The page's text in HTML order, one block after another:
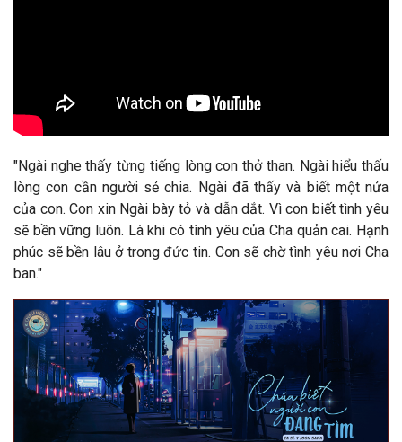
"Ngài nghe thấy từng tiếng lòng con thở than. Ngài hiểu thấu
lòng con cần người sẻ chia. Ngài đã thấy và biết một nửa
của con. Con xin Ngài bày tỏ và dẫn dắt. Vì con biết tình yêu
sẽ bền vững luôn. Là khi có tình yêu của Cha quản cai. Hạnh
phúc sẽ bền lâu ở trong đức tin. Con sẽ chờ tình yêu nơi Cha
ban."